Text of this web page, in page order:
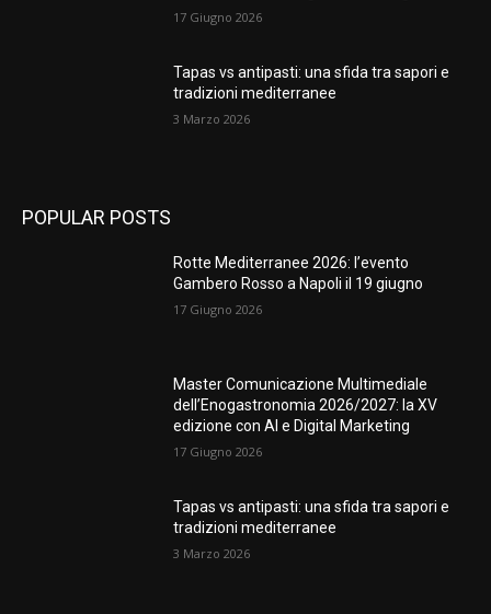
17 Giugno 2026
Tapas vs antipasti: una sfida tra sapori e
tradizioni mediterranee
3 Marzo 2026
POPULAR POSTS
Rotte Mediterranee 2026: l’evento
Gambero Rosso a Napoli il 19 giugno
17 Giugno 2026
Master Comunicazione Multimediale
dell’Enogastronomia 2026/2027: la XV
edizione con AI e Digital Marketing
17 Giugno 2026
Tapas vs antipasti: una sfida tra sapori e
tradizioni mediterranee
3 Marzo 2026